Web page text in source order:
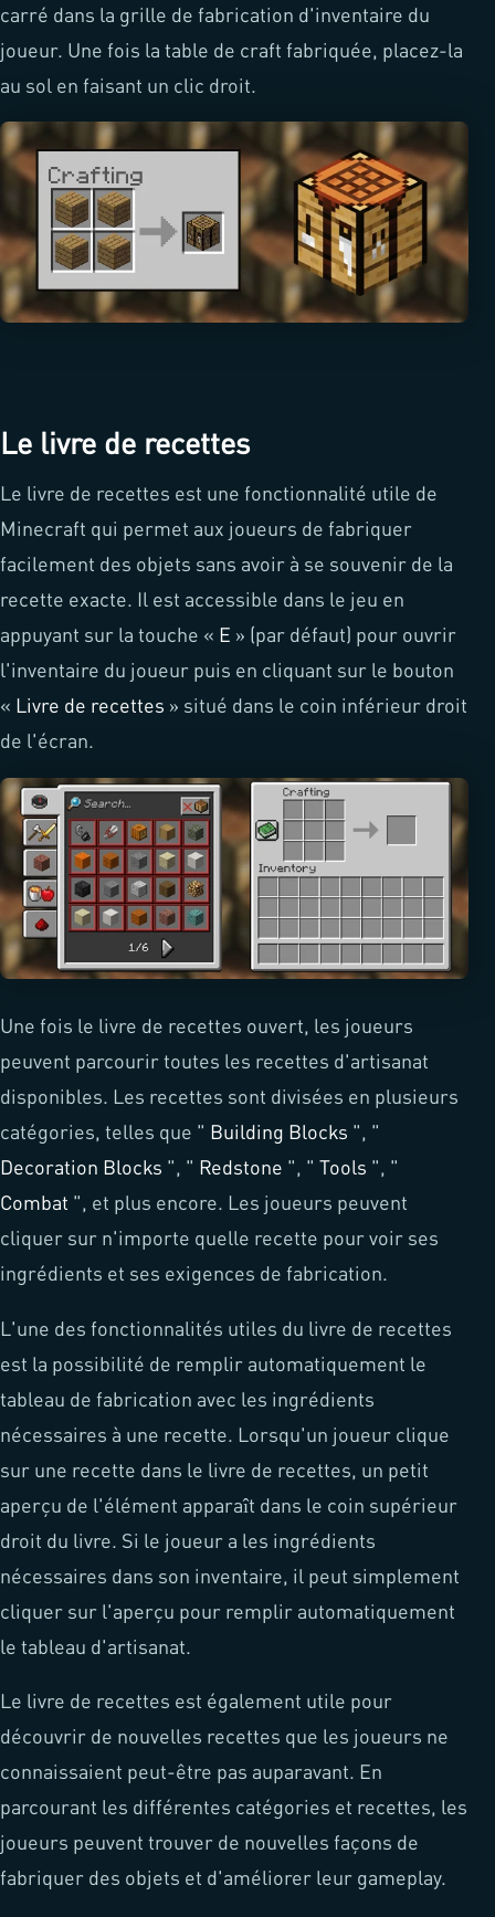
carré dans la grille de fabrication d'inventaire du
joueur. Une fois la table de craft fabriquée, placez-la
au sol en faisant un clic droit.
Le livre de recettes
Le livre de recettes est une fonctionnalité utile de
Minecraft qui permet aux joueurs de fabriquer
facilement des objets sans avoir à se souvenir de la
recette exacte. Il est accessible dans le jeu en
appuyant sur la touche « E » (par défaut) pour ouvrir
l'inventaire du joueur puis en cliquant sur le bouton
« Livre de recettes » situé dans le coin inférieur droit
de l'écran.
Une fois le livre de recettes ouvert, les joueurs
peuvent parcourir toutes les recettes d'artisanat
disponibles. Les recettes sont divisées en plusieurs
catégories, telles que " Building Blocks ", "
Decoration Blocks ", " Redstone ", " Tools ", "
Combat ", et plus encore. Les joueurs peuvent
cliquer sur n'importe quelle recette pour voir ses
ingrédients et ses exigences de fabrication.
L'une des fonctionnalités utiles du livre de recettes
est la possibilité de remplir automatiquement le
tableau de fabrication avec les ingrédients
nécessaires à une recette. Lorsqu'un joueur clique
sur une recette dans le livre de recettes, un petit
aperçu de l'élément apparaît dans le coin supérieur
droit du livre. Si le joueur a les ingrédients
nécessaires dans son inventaire, il peut simplement
cliquer sur l'aperçu pour remplir automatiquement
le tableau d'artisanat.
Le livre de recettes est également utile pour
découvrir de nouvelles recettes que les joueurs ne
connaissaient peut-être pas auparavant. En
parcourant les différentes catégories et recettes, les
joueurs peuvent trouver de nouvelles façons de
fabriquer des objets et d'améliorer leur gameplay.